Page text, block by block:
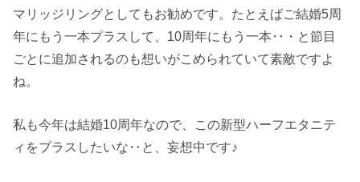
マリッジリングとしてもお勧めです。たとえばご結婚5周
年にもう一本プラスして、10周年にもう一本‥・と節目
ごとに追加されるのも想いがこめられていて素敵ですよ
ね。
私も今年は結婚10周年なので、この新型ハーフエタニテ
ィをプラスしたいな‥と、妄想中です♪